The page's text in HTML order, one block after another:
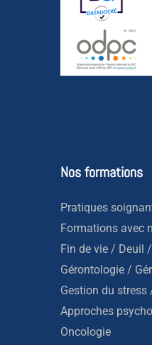
Nos formations
Pratiques
Formations avec
Fin de vie / Deuil
Gérontologie /
Gestion du stress
Approches
Oncologie